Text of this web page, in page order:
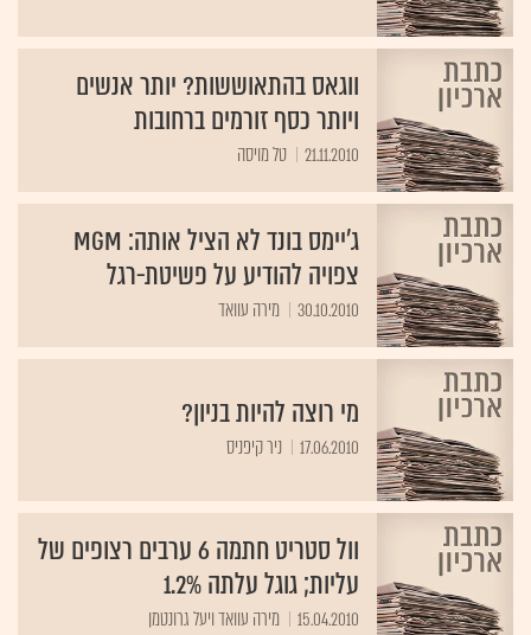
ווגאס בהתאוששות? יותר אנשים
ויותר כסף זורמים ברחובות
21.11.2010 טל מויסה
ג'יימס בונד לא הציל אותה: MGM
צפויה להודיע על פשיטת-רגל
30.10.2010 מירה עוואד
מי רוצה להיות בניון?
17.06.2010 ניר קיפניס
וול סטריט חתמה 6 ערבים רצופים של
עליות; גוגל עלתה 1.2%
15.04.2010 מירה עוואד ויעל גרונטמן